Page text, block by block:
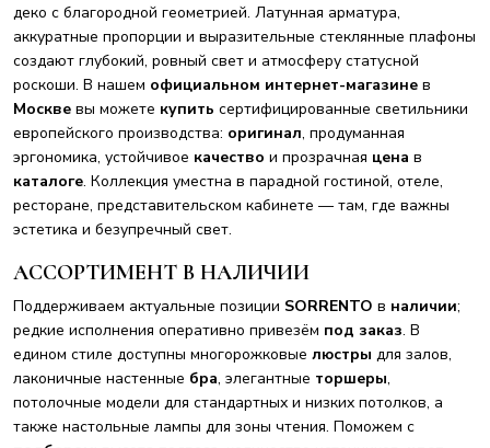
деко с благородной геометрией. Латунная арматура,
аккуратные пропорции и выразительные стеклянные плафоны
создают глубокий, ровный свет и атмосферу статусной
роскоши. В нашем официальном интернет-магазине в
Москве вы можете купить сертифицированные светильники
европейского производства: оригинал, продуманная
эргономика, устойчивое качество и прозрачная цена в
каталоге. Коллекция уместна в парадной гостиной, отеле,
ресторане, представительском кабинете — там, где важны
эстетика и безупречный свет.
АССОРТИМЕНТ В НАЛИЧИИ
Поддерживаем актуальные позиции SORRENTO в наличии;
редкие исполнения оперативно привезём под заказ. В
едином стиле доступны многорожковые люстры для залов,
лаконичные настенные бра, элегантные торшеры,
потолочные модели для стандартных и низких потолков, а
также настольные лампы для зоны чтения. Поможем с